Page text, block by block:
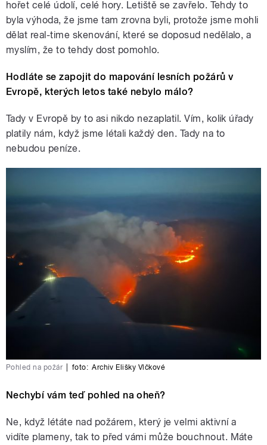
hořet celé údolí, celé hory. Letiště se zavřelo. Tehdy to
byla výhoda, že jsme tam zrovna byli, protože jsme mohli
dělat real-time skenování, které se doposud nedělalo, a
myslím, že to tehdy dost pomohlo.
Hodláte se zapojit do mapování lesních požárů v
Evropě, kterých letos také nebylo málo?
Tady v Evropě by to asi nikdo nezaplatil. Vím, kolik úřady
platily nám, když jsme létali každý den. Tady na to
nebudou peníze.
Pohled na požár foto: Archiv Elišky Vlčkové
Nechybí vám teď pohled na oheň?
Ne, když létáte nad požárem, který je velmi aktivní a
vidíte plameny, tak to před vámi může bouchnout. Máte